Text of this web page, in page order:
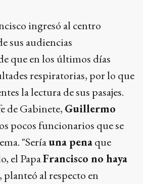
ingresó al centro
sus audiencias
que en los últimos días
respiratorias, por lo que
la lectura de sus pasajes.
de Gabinete, Guillermo
pocos funcionarios que se
"Seríauna penaque
el PapaFrancisco no haya
planteó al respecto en